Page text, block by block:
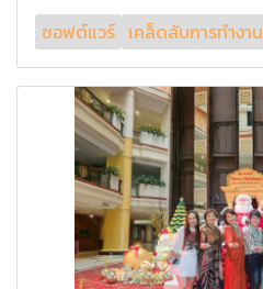
ซอฟต์แวร์ เคล็ดลับการทำงาน